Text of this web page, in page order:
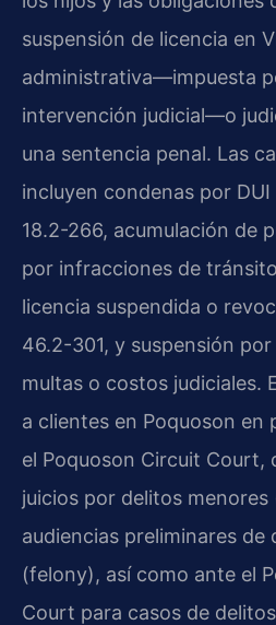
suspensión de licencia en
administrativa—impuesta
intervención judicial—o
una sentencia penal. Las
incluyen condenas por DUI
18.2-266, acumulación de
por infracciones de
licencia suspendida o
46.2-301, y suspensión
multas o costos judiciales.
a clientes en Poquoson en
el Poquoson Circuit Court,
juicios por delitos
audiencias preliminares de
(felony), así como ante el
Court para casos de